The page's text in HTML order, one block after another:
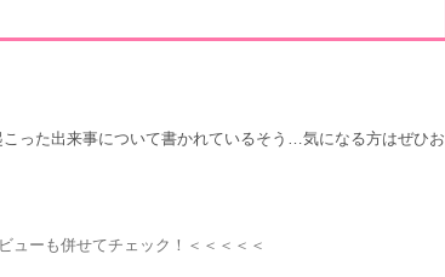
った出来事について書かれているそう…気になる方はぜひお
ューも併せてチェック！＜＜＜＜＜